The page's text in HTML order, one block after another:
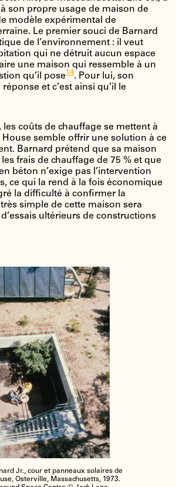
à son propre usage de maison de
modèle expérimental de
Le premier souci de Barnard
de l’environnement : il veut
qui ne détruit aucun espace
une maison qui ressemble à un
qu’il pose14. Pour lui, son
et c’est ainsi qu’il le
les coûts de chauffage se mettent à
House semble offrir une solution à ce
Barnard prétend que sa maison
frais de chauffage de 75 % et que
béton n’exige pas l’intervention
ce qui la rend à la fois économique
la difficulté à confirmer la
simple de cette maison sera
ultérieurs de constructions
Jr., cour et panneaux solaires de
Osterville, Massachusetts, 1973.